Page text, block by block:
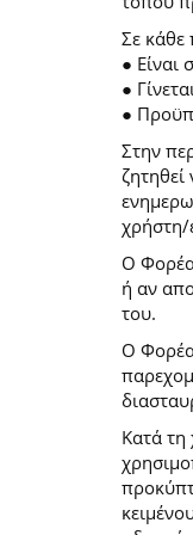
Σε κάθε
●
●
●
Στην
χρήστη/
Ο
ή αν
του.
Ο
Κατά τη